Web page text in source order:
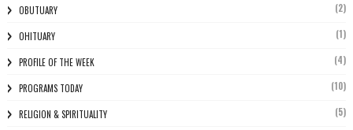
OBUTUARY (2)
OHITUARY (1)
PROFILE OF THE WEEK (4)
PROGRAMS TODAY (10)
RELIGION & SPIRITUALITY (5)